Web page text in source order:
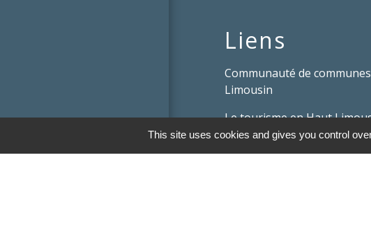
Liens
Communauté de
Limousin
Le tourisme en Haut
Conservatoire d'espaces
This site uses cookies and gives you control